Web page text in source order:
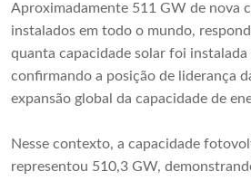
Aproximadamente 511 GW de nova
instalados em todo o mundo,
quanta capacidade solar foi instalada
confirmando a posição de liderança
expansão global da capacidade de
Nesse contexto, a capacidade
representou 510,3 GW,